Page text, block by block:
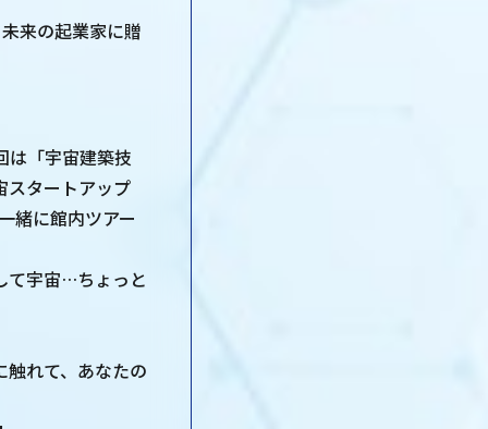
来の起業家に贈
は「宇宙建築技
スタートアップ
緒に館内ツアー
て宇宙…ちょっと
れて、あなたの